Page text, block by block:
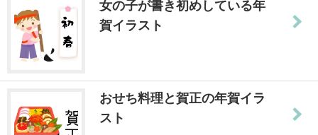
女の子が書き初めしている年
賀イラスト
おせち料理と賀正の年賀イラ
スト